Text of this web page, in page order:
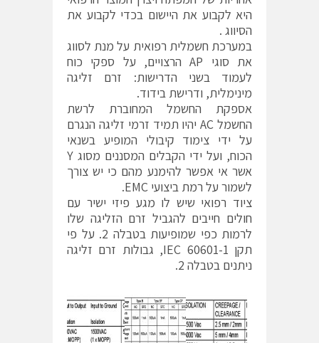
היא לקבוע את היישום בכדי לקבוע את
הסיווג .
במערכת חשמלית רפואית על מנת לסווג
את סוגי AP הרצויים, על ספקי כוח
לעמוד בשני הדרישות: זרם זליגה
מינימלית, ודרישת בידוד.
אספקת החשמל המחוברת לרשת
החשמל AC יהיו תמיד זרמי זליגה הנגרם
על ידי צימוד קיבולי המופיע בשנאי
הכוח, ועל ידי הקבלים המסננים מסוג Y
אשר אי אפשר להימנע מהם כי יש צורך
לשמור על רמת ביצועי EMC.
ציוד רפואי שיש לו מגע פיזי ישיר עם
חולים חייבים להגביל זרם הזליגה שלו
לרמות כפי שמופיעות בטבלה 2. על פי
תקן IEC 60601-1, גבולות זרם זליגה
ניתנים בטבלה 2.